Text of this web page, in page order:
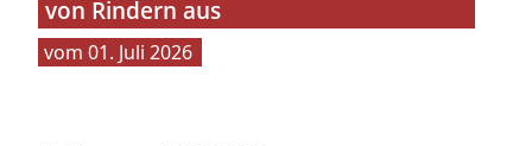
von Rindern aus
01. Juli 2026